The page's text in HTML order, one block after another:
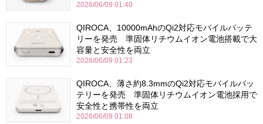
2026/06/09 01:40
QIROCA、10000mAhのQi2対応モバイルバッテ
リーを発売 準固体リチウムイオン電池搭載で大
容量と安全性を両立
2026/06/09 01:23
QIROCA、薄さ約8.3mmのQi2対応モバイルバッ
テリーを発売 準固体リチウムイオン電池採用で
安全性と携帯性を両立
2026/06/09 01:08